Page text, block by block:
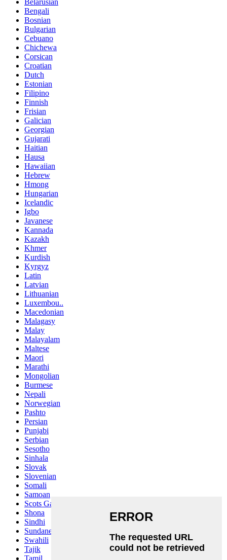
Bengali
Bosnian
Bulgarian
Cebuano
Chichewa
Corsican
Croatian
Dutch
Estonian
Filipino
Finnish
Frisian
Galician
Georgian
Gujarati
Haitian
Hausa
Hawaiian
Hebrew
Hmong
Hungarian
Icelandic
Igbo
Javanese
Kannada
Kazakh
Khmer
Kurdish
Kyrgyz
Latin
Latvian
Lithuanian
Luxembou..
Macedonian
Malagasy
Malay
Malayalam
Maltese
Maori
Marathi
Mongolian
Burmese
Nepali
Norwegian
Pashto
Persian
Punjabi
Serbian
Sesotho
Sinhala
Slovak
Slovenian
Somali
Samoan
Scots Gaelic
Shona
Sindhi
Sundanese
Swahili
Tajik
Tamil